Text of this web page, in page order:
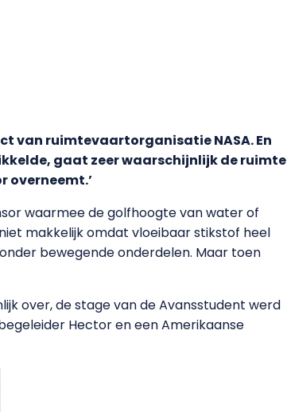
van ruimtevaartorganisatie NASA. En
gaat zeer waarschijnlijk de ruimte
overneemt.’
waarmee de golfhoogte van water of
makkelijk omdat vloeibaar stikstof heel
bewegende onderdelen. Maar toen
over, de stage van de Avansstudent werd
Hector en een Amerikaanse